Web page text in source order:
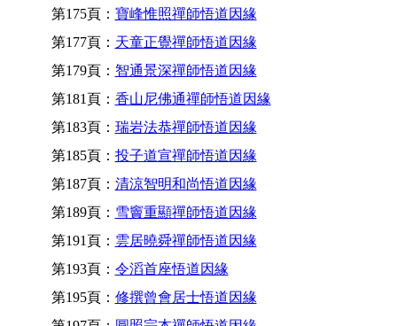
第175頁： 寶峰惟照禪師悟道因緣
第177頁： 天童正覺禪師悟道因緣
第179頁： 智通景深禪師悟道因緣
第181頁： 香山尼佛通禪師悟道因緣
第183頁： 瑞岩法恭禪師悟道因緣
第185頁： 投子道宣禪師悟道因緣
第187頁： 清涼智明和尚悟道因緣
第189頁： 雪竇重顯禪師悟道因緣
第191頁： 雲居曉舜禪師悟道因緣
第193頁： 令滔首座悟道因緣
第195頁： 修撰曾會居士悟道因緣